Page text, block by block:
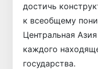
достичь
к всеобщему
Центральная
каждого
государства.